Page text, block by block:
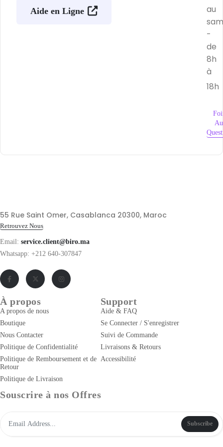
Aide en Ligne
au
-
de
8h
à
18h
55 Rue Saint Omer, Casablanca 20300, Maroc
Retrouvez Nous
Email: service.client@biro.ma
Whatsapp: +212 640-307847
À propos
A propos de nous
Boutique
Nous Contacter
Politique de Confidentialité
Politique de Remboursement et de
Retour
Politique de Livraison
Support
Aide & FAQ
Se Connecter / S'enregistrer
Suivi de Commande
Livraisons & Retours
Accessibilité
Souscrire à nos Offres
Subscribe